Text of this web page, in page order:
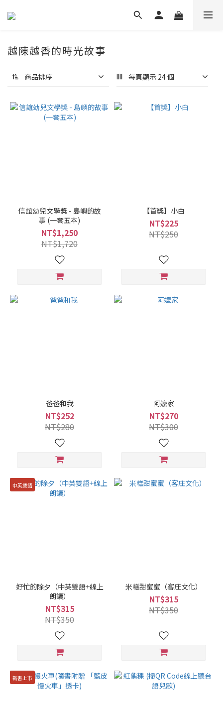
越陳越香的時光故事
商品排序 每頁顯示 24 個
信誼幼兒文學獎 - 島嶼的故
事 (一套五本)
NT$1,250
NT$1,720
【首獎】小白
NT$225
NT$250
爸爸和我
NT$252
NT$280
阿嬤家
NT$270
NT$300
中英雙語
好忙的除夕（中英雙語+線上
朗讀）
NT$315
NT$350
米糕甜蜜蜜（客庄文化）
NT$315
NT$350
新書上市